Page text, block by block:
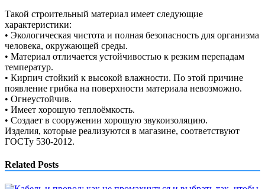
Такой строительный материал имеет следующие
характеристики:
• Экологическая чистота и полная безопасность для организма
человека, окружающей среды.
• Материал отличается устойчивостью к резким перепадам
температур.
• Кирпич стойкий к высокой влажности. По этой причине
появление грибка на поверхности материала невозможно.
• Огнеустойчив.
• Имеет хорошую теплоёмкость.
• Создает в сооружении хорошую звукоизоляцию.
Изделия, которые реализуются в магазине, соответствуют
ГОСТу 530-2012.
Related Posts